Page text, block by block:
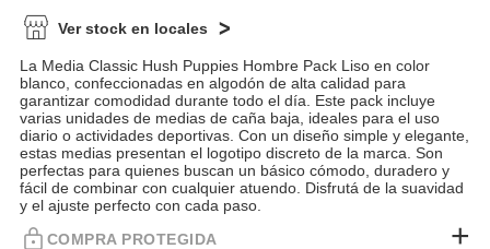
Ver stock en locales
La Media Classic Hush Puppies Hombre Pack Liso en color
blanco, confeccionadas en algodón de alta calidad para
garantizar comodidad durante todo el día. Este pack incluye
varias unidades de medias de caña baja, ideales para el uso
diario o actividades deportivas. Con un diseño simple y elegante,
estas medias presentan el logotipo discreto de la marca. Son
perfectas para quienes buscan un básico cómodo, duradero y
fácil de combinar con cualquier atuendo. Disfrutá de la suavidad
y el ajuste perfecto con cada paso.
COMPRA PROTEGIDA